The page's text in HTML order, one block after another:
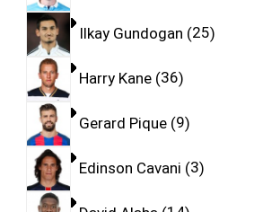
Ilkay Gundogan 25
Harry Kane 36
Gerard Pique 9
Edinson Cavani 3